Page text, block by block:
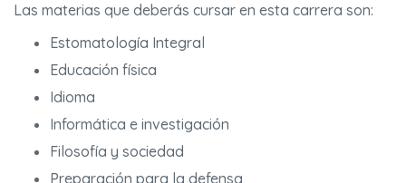
Las materias que deberás cursar en esta carrera son:
Estomatología Integral
Educación física
Idioma
Informática e investigación
Filosofía y sociedad
Preparación para la defensa